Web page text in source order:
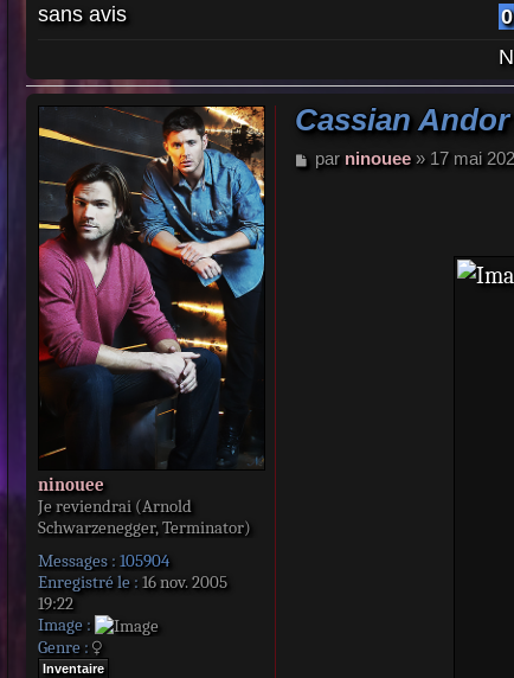
sans avis
0
ninouee
Je reviendrai (Arnold
Schwarzenegger, Terminator)
Messages : 105904
Enregistré le : 16 nov. 2005
19:22
Image :
Genre :
Inventaire
Cassian
M
par ninouee» 17 mai